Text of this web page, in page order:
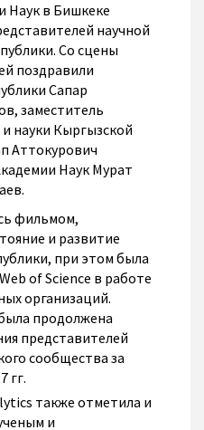
Наук в Бишкеке
научной
Со сцены
поздравили
Сапар
заместитель
науки Кыргызской
Аттокурович
Наук Мурат
фильмом,
и развитие
при этом была
of Science в работе
организаций.
продолжена
представителей
сообщества за
гг.
также отметила и
и